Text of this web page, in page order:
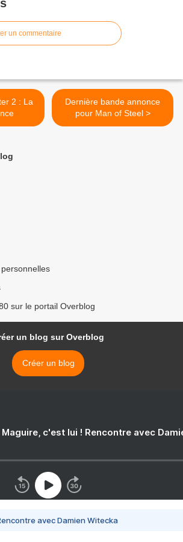
un commentaire
Dernière bande annonce
pour Man of Steel >
sur le portail Overblog
un blog sur Overblog
Créer un blog
c'est lui ! Rencontre avec
avec Damien Witecka